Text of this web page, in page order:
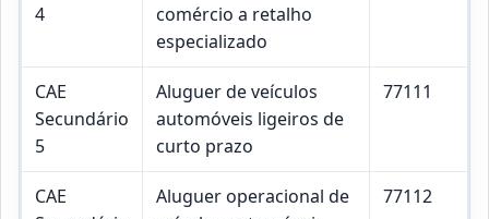
4
comércio a retalho
especializado
CAE
Secundário
5
Aluguer de veículos
automóveis ligeiros de
curto prazo
77111
CAE
Aluguer operacional de
77112